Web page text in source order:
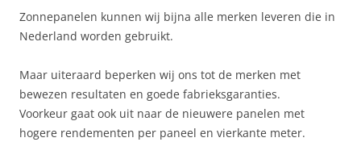
Zonnepanelen kunnen wij bijna alle merken leveren die in
Nederland worden gebruikt.
Maar uiteraard beperken wij ons tot de merken met
bewezen resultaten en goede fabrieksgaranties.
Voorkeur gaat ook uit naar de nieuwere panelen met
hogere rendementen per paneel en vierkante meter.